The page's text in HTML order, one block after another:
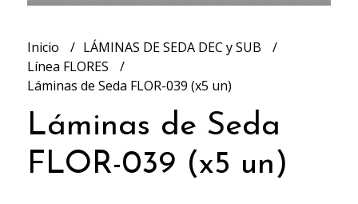
Inicio
LÁMINAS DE SEDA DEC y SUB
Línea FLORES
Láminas de Seda FLOR-039 (x5 un)
Láminas de Seda
FLOR-039 (x5 un)